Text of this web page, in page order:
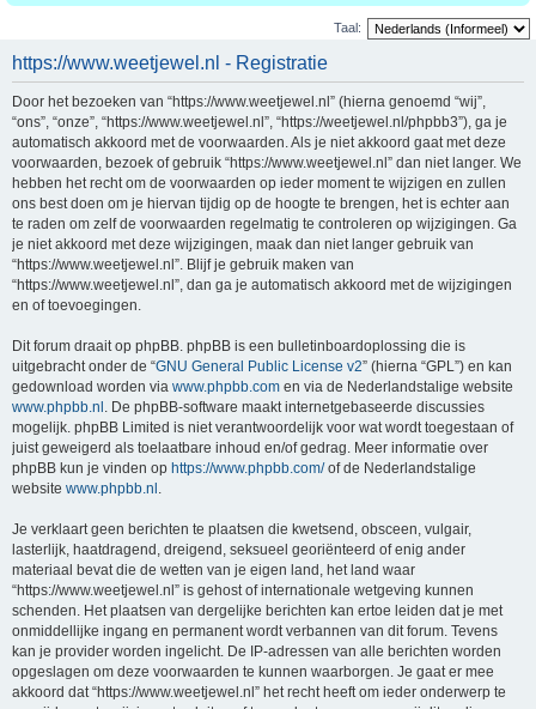
Taal:
https://www.weetjewel.nl - Registratie
Door het bezoeken van “https://www.weetjewel.nl” (hierna genoemd “wij”,
“ons”, “onze”, “https://www.weetjewel.nl”, “https://weetjewel.nl/phpbb3”), ga je
automatisch akkoord met de voorwaarden. Als je niet akkoord gaat met deze
voorwaarden, bezoek of gebruik “https://www.weetjewel.nl” dan niet langer. We
hebben het recht om de voorwaarden op ieder moment te wijzigen en zullen
ons best doen om je hiervan tijdig op de hoogte te brengen, het is echter aan
te raden om zelf de voorwaarden regelmatig te controleren op wijzigingen. Ga
je niet akkoord met deze wijzigingen, maak dan niet langer gebruik van
“https://www.weetjewel.nl”. Blijf je gebruik maken van
“https://www.weetjewel.nl”, dan ga je automatisch akkoord met de wijzigingen
en of toevoegingen.
Dit forum draait op phpBB. phpBB is een bulletinboardoplossing die is
uitgebracht onder de “GNU General Public License v2” (hierna “GPL”) en kan
gedownload worden via www.phpbb.com en via de Nederlandstalige website
www.phpbb.nl . De phpBB-software maakt internetgebaseerde discussies
mogelijk. phpBB Limited is niet verantwoordelijk voor wat wordt toegestaan of
juist geweigerd als toelaatbare inhoud en/of gedrag. Meer informatie over
phpBB kun je vinden op https://www.phpbb.com/of de Nederlandstalige
website www.phpbb.nl .
Je verklaart geen berichten te plaatsen die kwetsend, obsceen, vulgair,
lasterlijk, haatdragend, dreigend, seksueel georiënteerd of enig ander
materiaal bevat die de wetten van je eigen land, het land waar
“https://www.weetjewel.nl” is gehost of internationale wetgeving kunnen
schenden. Het plaatsen van dergelijke berichten kan ertoe leiden dat je met
onmiddellijke ingang en permanent wordt verbannen van dit forum. Tevens
kan je provider worden ingelicht. De IP-adressen van alle berichten worden
opgeslagen om deze voorwaarden te kunnen waarborgen. Je gaat er mee
akkoord dat “https://www.weetjewel.nl” het recht heeft om ieder onderwerp te